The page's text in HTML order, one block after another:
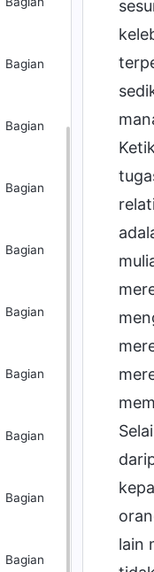
Bagian
Bagian
Bagian
Bagian
Bagian
Bagian
Bagian
Bagian
Bagian